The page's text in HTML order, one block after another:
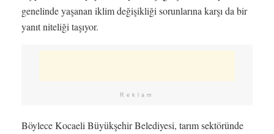
genelinde yaşanan iklim değişikliği sorunlarına karşı da bir
yanıt niteliği taşıyor.
Reklam
Böylece Kocaeli Büyükşehir Belediyesi, tarım sektöründe